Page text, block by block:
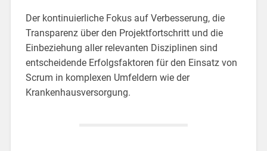
Der kontinuierliche Fokus auf Verbesserung, die
Transparenz über den Projektfortschritt und die
Einbeziehung aller relevanten Disziplinen sind
entscheidende Erfolgsfaktoren für den Einsatz von
Scrum in komplexen Umfeldern wie der
Krankenhausversorgung.